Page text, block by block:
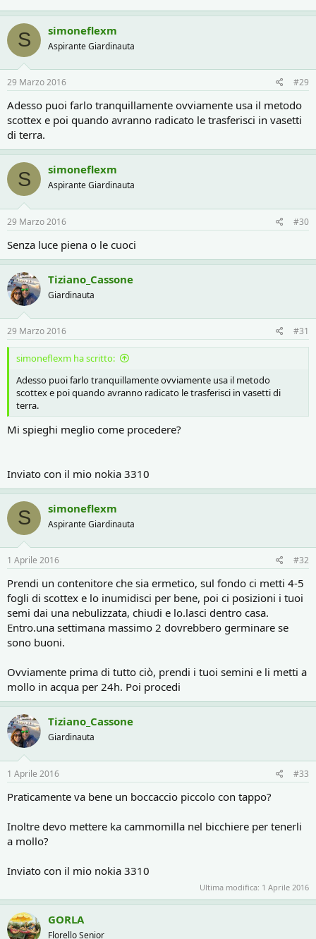
S simoneflexm
Aspirante Giardinauta
29 Marzo 2016 #29
Adesso puoi farlo tranquillamente ovviamente usa il metodo
scottex e poi quando avranno radicato le trasferisci in vasetti
di terra.
S simoneflexm
Aspirante Giardinauta
29 Marzo 2016 #30
Senza luce piena o le cuoci
Tiziano_Cassone
Giardinauta
29 Marzo 2016 #31
simoneflexm ha scritto:
Adesso puoi farlo tranquillamente ovviamente usa il metodo
scottex e poi quando avranno radicato le trasferisci in vasetti di
terra.
Mi spieghi meglio come procedere?
Inviato con il mio nokia 3310
S simoneflexm
Aspirante Giardinauta
1 Aprile 2016 #32
Prendi un contenitore che sia ermetico, sul fondo ci metti 4-5
fogli di scottex e lo inumidisci per bene, poi ci posizioni i tuoi
semi dai una nebulizzata, chiudi e lo.lasci dentro casa.
Entro.una settimana massimo 2 dovrebbero germinare se
sono buoni.
Ovviamente prima di tutto ciò, prendi i tuoi semini e li metti a
mollo in acqua per 24h. Poi procedi
Tiziano_Cassone
Giardinauta
1 Aprile 2016 #33
Praticamente va bene un boccaccio piccolo con tappo?
Inoltre devo mettere ka cammomilla nel bicchiere per tenerli
a mollo?
Inviato con il mio nokia 3310
Ultima modifica: 1 Aprile 2016
GORLA
Florello Senior